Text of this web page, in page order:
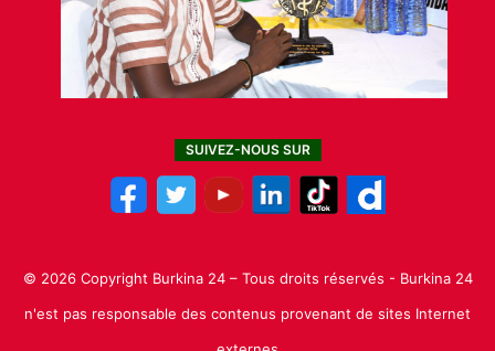
SUIVEZ-NOUS SUR
© 2026 Copyright Burkina 24 – Tous droits réservés - Burkina 24
n'est pas responsable des contenus provenant de sites Internet